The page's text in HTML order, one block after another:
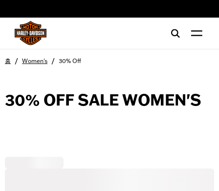
홈 / Women's / 30% Off
30% OFF SALE WOMEN'S